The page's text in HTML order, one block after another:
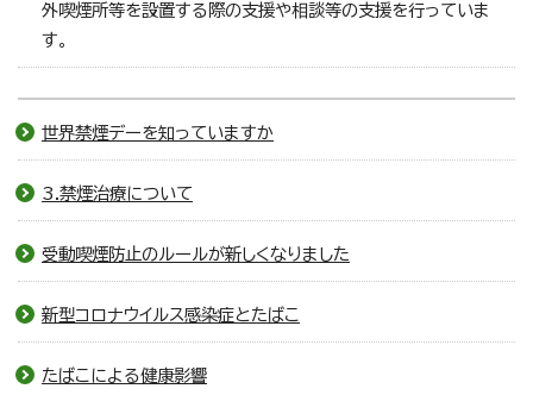
外喫煙所等を設置する際の支援や相談等の支援を行っていま
す。
世界禁煙デーを知っていますか
3.禁煙治療について
受動喫煙防止のルールが新しくなりました
新型コロナウイルス感染症とたばこ
たばこによる健康影響